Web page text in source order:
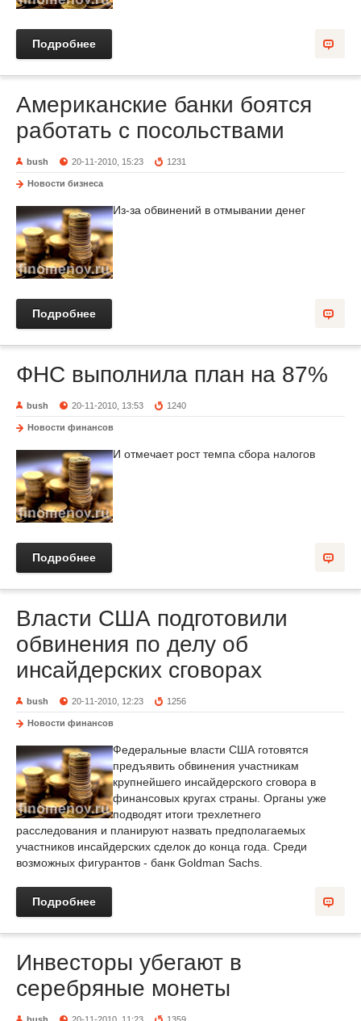
Подробнее
Американские банки боятся
работать с посольствами
bush 20-11-2010, 15:23 1231
Новости бизнеса
Из-за обвинений в отмывании денег
Подробнее
ФНС выполнила план на 87%
bush 20-11-2010, 13:53 1240
Новости финансов
И отмечает рост темпа сбора налогов
Подробнее
Власти США подготовили
обвинения по делу об
инсайдерских сговорах
bush 20-11-2010, 12:23 1256
Новости финансов
Федеральные власти США готовятся
предъявить обвинения участникам
крупнейшего инсайдерского сговора в
финансовых кругах страны. Органы уже
подводят итоги трехлетнего
расследования и планируют назвать предполагаемых
участников инсайдерских сделок до конца года. Среди
возможных фигурантов - банк Goldman Sachs.
Подробнее
Инвесторы убегают в
серебряные монеты